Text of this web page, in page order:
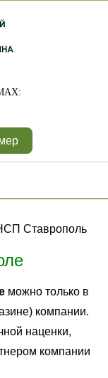
Ставрополь
можно только в
компании.
наценки,
компании